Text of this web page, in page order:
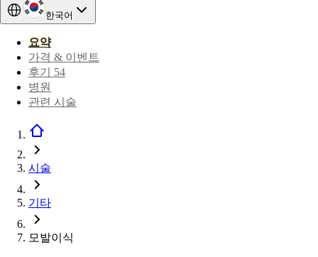
한국어
요약
가격 & 이벤트
후기 54
병원
관련 시술
시술
기타
모발이식